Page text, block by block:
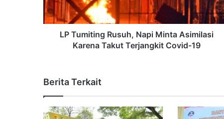
LP Tumiting Rusuh, Napi Minta Asimilasi
Karena Takut Terjangkit Covid-19
Berita Terkait